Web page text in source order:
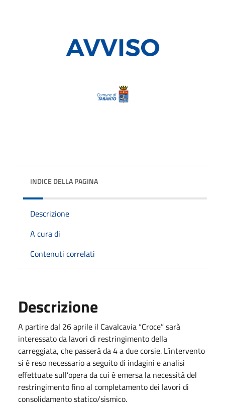
INDICE DELLA PAGINA
Descrizione
A cura di
Contenuti correlati
Descrizione
A partire dal 26 aprile il Cavalcavia “Croce” sarà
interessato da lavori di restringimento della
carreggiata, che passerà da 4 a due corsie. L’intervento
si è reso necessario a seguito di indagini e analisi
effettuate sull’opera da cui è emersa la necessità del
restringimento fino al completamento dei lavori di
consolidamento statico/sismico.